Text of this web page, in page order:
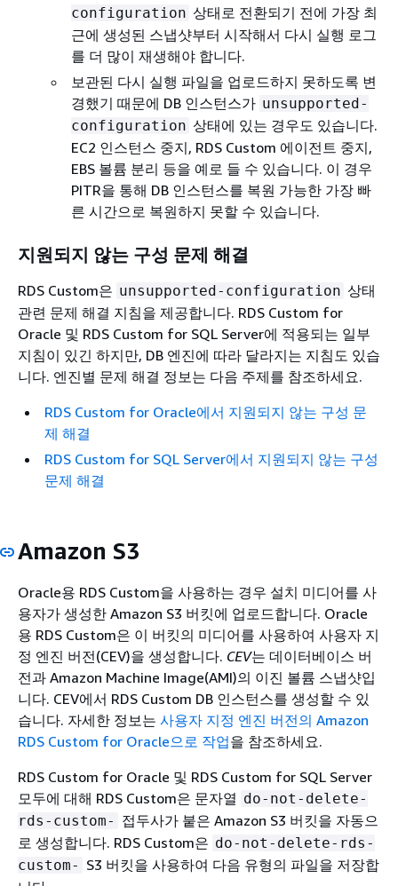
configuration 상태로 전환되기 전에 가장 최
근에 생성된 스냅샷부터 시작해서 다시 실행 로그
를 더 많이 재생해야 합니다.
보관된 다시 실행 파일을 업로드하지 못하도록 변
경했기 때문에 DB 인스턴스가 unsupported-
configuration 상태에 있는 경우도 있습니다.
EC2 인스턴스 중지, RDS Custom 에이전트 중지,
EBS 볼륨 분리 등을 예로 들 수 있습니다. 이 경우
PITR을 통해 DB 인스턴스를 복원 가능한 가장 빠
른 시간으로 복원하지 못할 수 있습니다.
지원되지 않는 구성 문제 해결
RDS Custom은 unsupported-configuration 상태
관련 문제 해결 지침을 제공합니다. RDS Custom for
Oracle 및 RDS Custom for SQL Server에 적용되는 일부
지침이 있긴 하지만, DB 엔진에 따라 달라지는 지침도 있습
니다. 엔진별 문제 해결 정보는 다음 주제를 참조하세요.
RDS Custom for Oracle에서 지원되지 않는 구성 문
제 해결
RDS Custom for SQL Server에서 지원되지 않는 구성
문제 해결
Amazon S3
Oracle용 RDS Custom을 사용하는 경우 설치 미디어를 사
용자가 생성한 Amazon S3 버킷에 업로드합니다. Oracle
용 RDS Custom은 이 버킷의 미디어를 사용하여 사용자 지
정 엔진 버전(CEV)을 생성합니다. CEV는 데이터베이스 버
전과 Amazon Machine Image(AMI)의 이진 볼륨 스냅샷입
니다. CEV에서 RDS Custom DB 인스턴스를 생성할 수 있
습니다. 자세한 정보는 사용자 지정 엔진 버전의 Amazon
RDS Custom for Oracle으로 작업을 참조하세요.
RDS Custom for Oracle 및 RDS Custom for SQL Server
모두에 대해 RDS Custom은 문자열 do-not-delete-
rds-custom- 접두사가 붙은 Amazon S3 버킷을 자동으
로 생성합니다. RDS Custom은 do-not-delete-rds-
custom- S3 버킷을 사용하여 다음 유형의 파일을 저장합